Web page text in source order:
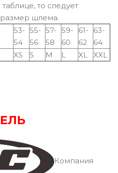
то следует
шлема.
53-
54
55-
56
57-
58
59-
60
61-
62
63-
64
XS S M L XL XXL
Компания